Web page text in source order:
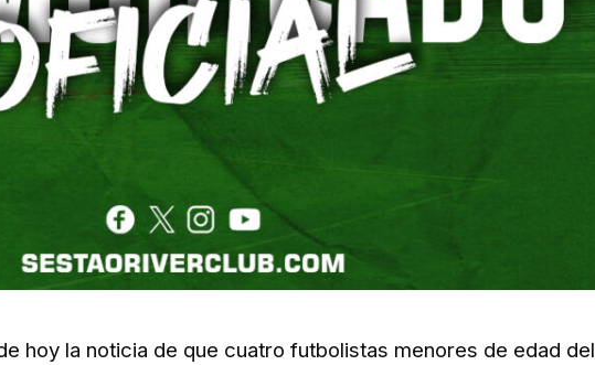
hoy la noticia de que cuatro futbolistas menores de edad del